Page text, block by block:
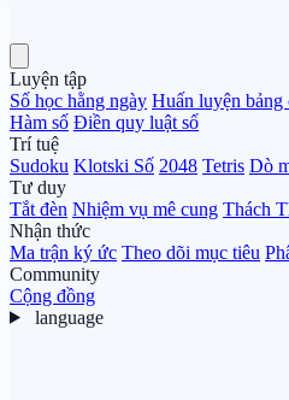
Luyện tập
Số học hằng ngày Huấn luyện
Hàm số Điền quy luật số
Trí tuệ
Sudoku Klotski Số 2048 Tetris Dò
Tư duy
Tắt đèn Nhiệm vụ mê cung Thách
Nhận thức
Ma trận ký ức Theo dõi mục tiêu
Community
Cộng đồng
language